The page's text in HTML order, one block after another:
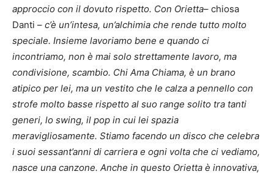
approccio con il dovuto rispetto. Con Orietta– chiosa
Danti – c’è un’intesa, un’alchimia che rende tutto molto
speciale. Insieme lavoriamo bene e quando ci
incontriamo, non è mai solo strettamente lavoro, ma
condivisione, scambio. Chi Ama Chiama, è un brano
atipico per lei, ma un vestito che le calza a pennello con
strofe molto basse rispetto al suo range solito tra tanti
generi, lo swing, il pop in cui lei spazia
meravigliosamente. Stiamo facendo un disco che celebra
i suoi sessant’anni di carriera e ogni volta che ci vediamo,
nasce una canzone. Anche in questo Orietta è innovativa,